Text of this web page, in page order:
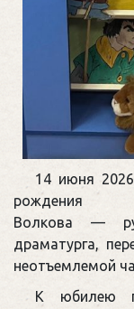
14 июня
рождения
Волкова —
драматурга,
неотъемлемой
К юбилею